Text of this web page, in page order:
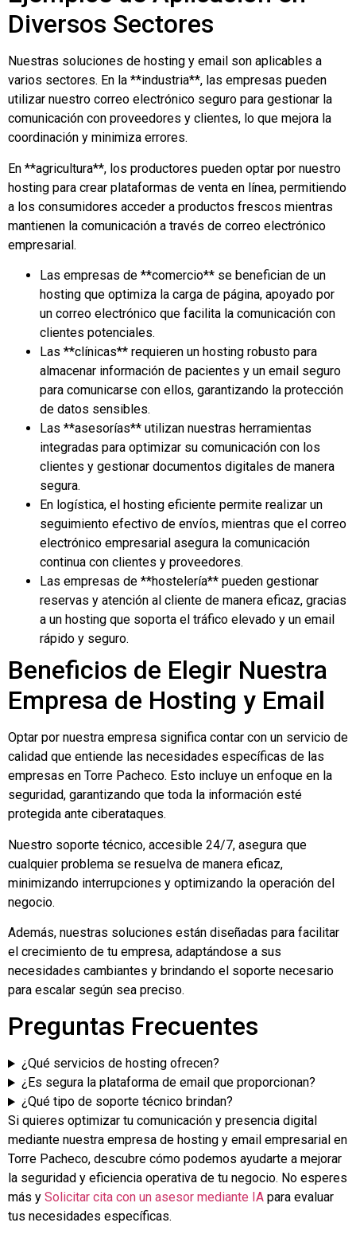
Diversos Sectores
Nuestras soluciones de hosting y email son aplicables a
varios sectores. En la **industria**, las empresas pueden
utilizar nuestro correo electrónico seguro para gestionar la
comunicación con proveedores y clientes, lo que mejora la
coordinación y minimiza errores.
En **agricultura**, los productores pueden optar por nuestro
hosting para crear plataformas de venta en línea, permitiendo
a los consumidores acceder a productos frescos mientras
mantienen la comunicación a través de correo electrónico
empresarial.
Las empresas de **comercio** se benefician de un
hosting que optimiza la carga de página, apoyado por
un correo electrónico que facilita la comunicación con
clientes potenciales.
Las **clínicas** requieren un hosting robusto para
almacenar información de pacientes y un email seguro
para comunicarse con ellos, garantizando la protección
de datos sensibles.
Las **asesorías** utilizan nuestras herramientas
integradas para optimizar su comunicación con los
clientes y gestionar documentos digitales de manera
segura.
En logística, el hosting eficiente permite realizar un
seguimiento efectivo de envíos, mientras que el correo
electrónico empresarial asegura la comunicación
continua con clientes y proveedores.
Las empresas de **hostelería** pueden gestionar
reservas y atención al cliente de manera eficaz, gracias
a un hosting que soporta el tráfico elevado y un email
rápido y seguro.
Beneficios de Elegir Nuestra
Empresa de Hosting y Email
Optar por nuestra empresa significa contar con un servicio de
calidad que entiende las necesidades específicas de las
empresas en Torre Pacheco. Esto incluye un enfoque en la
seguridad, garantizando que toda la información esté
protegida ante ciberataques.
Nuestro soporte técnico, accesible 24/7, asegura que
cualquier problema se resuelva de manera eficaz,
minimizando interrupciones y optimizando la operación del
negocio.
Además, nuestras soluciones están diseñadas para facilitar
el crecimiento de tu empresa, adaptándose a sus
necesidades cambiantes y brindando el soporte necesario
para escalar según sea preciso.
Preguntas Frecuentes
¿Qué servicios de hosting ofrecen?
¿Es segura la plataforma de email que proporcionan?
¿Qué tipo de soporte técnico brindan?
Si quieres optimizar tu comunicación y presencia digital
mediante nuestra empresa de hosting y email empresarial en
Torre Pacheco, descubre cómo podemos ayudarte a mejorar
la seguridad y eficiencia operativa de tu negocio. No esperes
más y Solicitar cita con un asesor mediante IA para evaluar
tus necesidades específicas.